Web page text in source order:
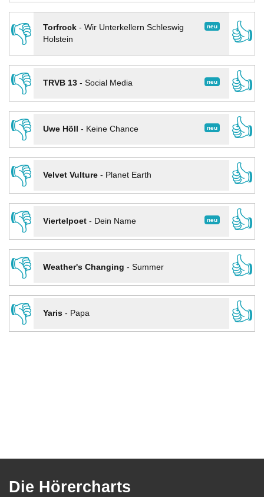
👎
neu
Torfrock- Wir Unterkellern Schleswig
Holstein
👍
👎
neu
TRVB 13- Social Media
👍
👎
neu
Uwe Höll - Keine Chance
👍
👎
Velvet Vulture- Planet Earth
👍
👎
neu
Viertelpoet- Dein Name
👍
👎
Weather's Changing - Summer
👍
👎
Yaris- Papa 👍
Die Hörercharts